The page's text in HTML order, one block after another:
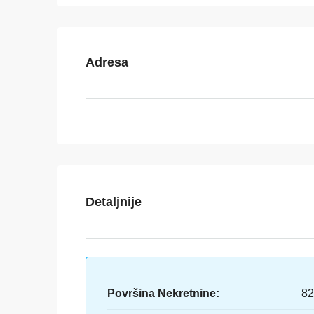
Adresa
Detaljnije
Površina Nekretnine: